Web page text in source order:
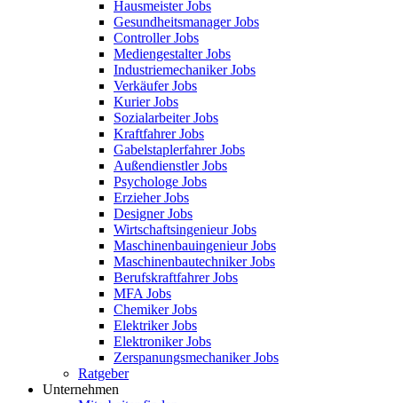
Hausmeister Jobs
Gesundheitsmanager Jobs
Controller Jobs
Mediengestalter Jobs
Industriemechaniker Jobs
Verkäufer Jobs
Kurier Jobs
Sozialarbeiter Jobs
Kraftfahrer Jobs
Gabelstaplerfahrer Jobs
Außendienstler Jobs
Psychologe Jobs
Erzieher Jobs
Designer Jobs
Wirtschaftsingenieur Jobs
Maschinenbauingenieur Jobs
Maschinenbautechniker Jobs
Berufskraftfahrer Jobs
MFA Jobs
Chemiker Jobs
Elektriker Jobs
Elektroniker Jobs
Zerspanungsmechaniker Jobs
Ratgeber
Unternehmen